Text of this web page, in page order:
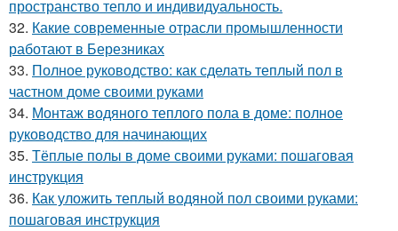
пространство тепло и индивидуальность.
32. Какие современные отрасли промышленности
работают в Березниках
33. Полное руководство: как сделать теплый пол в
частном доме своими руками
34. Монтаж водяного теплого пола в доме: полное
руководство для начинающих
35. Тёплые полы в доме своими руками: пошаговая
инструкция
36. Как уложить теплый водяной пол своими руками:
пошаговая инструкция